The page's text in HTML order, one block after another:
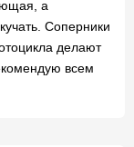
а
Соперники
делают
всем